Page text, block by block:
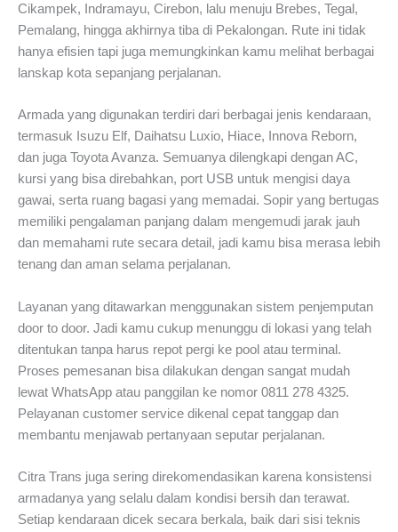
Cikampek, Indramayu, Cirebon, lalu menuju Brebes, Tegal,
Pemalang, hingga akhirnya tiba di Pekalongan. Rute ini tidak
hanya efisien tapi juga memungkinkan kamu melihat berbagai
lanskap kota sepanjang perjalanan.
Armada yang digunakan terdiri dari berbagai jenis kendaraan,
termasuk Isuzu Elf, Daihatsu Luxio, Hiace, Innova Reborn,
dan juga Toyota Avanza. Semuanya dilengkapi dengan AC,
kursi yang bisa direbahkan, port USB untuk mengisi daya
gawai, serta ruang bagasi yang memadai. Sopir yang bertugas
memiliki pengalaman panjang dalam mengemudi jarak jauh
dan memahami rute secara detail, jadi kamu bisa merasa lebih
tenang dan aman selama perjalanan.
Layanan yang ditawarkan menggunakan sistem penjemputan
door to door. Jadi kamu cukup menunggu di lokasi yang telah
ditentukan tanpa harus repot pergi ke pool atau terminal.
Proses pemesanan bisa dilakukan dengan sangat mudah
lewat WhatsApp atau panggilan ke nomor 0811 278 4325.
Pelayanan customer service dikenal cepat tanggap dan
membantu menjawab pertanyaan seputar perjalanan.
Citra Trans juga sering direkomendasikan karena konsistensi
armadanya yang selalu dalam kondisi bersih dan terawat.
Setiap kendaraan dicek secara berkala, baik dari sisi teknis